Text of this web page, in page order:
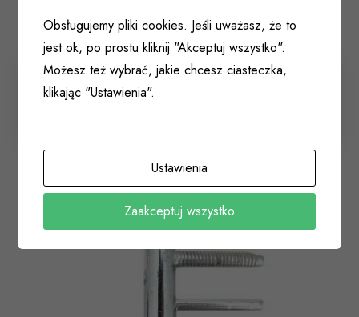
Zawias skrzydełko dolne 10×1 firmy POLSOFT
Obsługujemy pliki cookies. Jeśli uważasz, że to
jest ok, po prostu kliknij "Akceptuj wszystko".
Możesz też wybrać, jakie chcesz ciasteczka,
klikając "Ustawienia".
Ustawienia
Zaakceptuj wszystko